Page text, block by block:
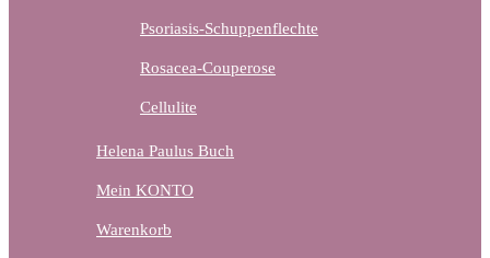
Psoriasis-Schuppenflechte
Rosacea-Couperose
Cellulite
Helena Paulus Buch
Mein KONTO
Warenkorb